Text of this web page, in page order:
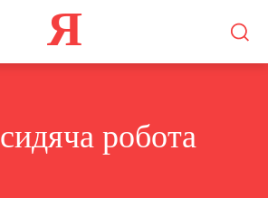
Я
сидяча робота